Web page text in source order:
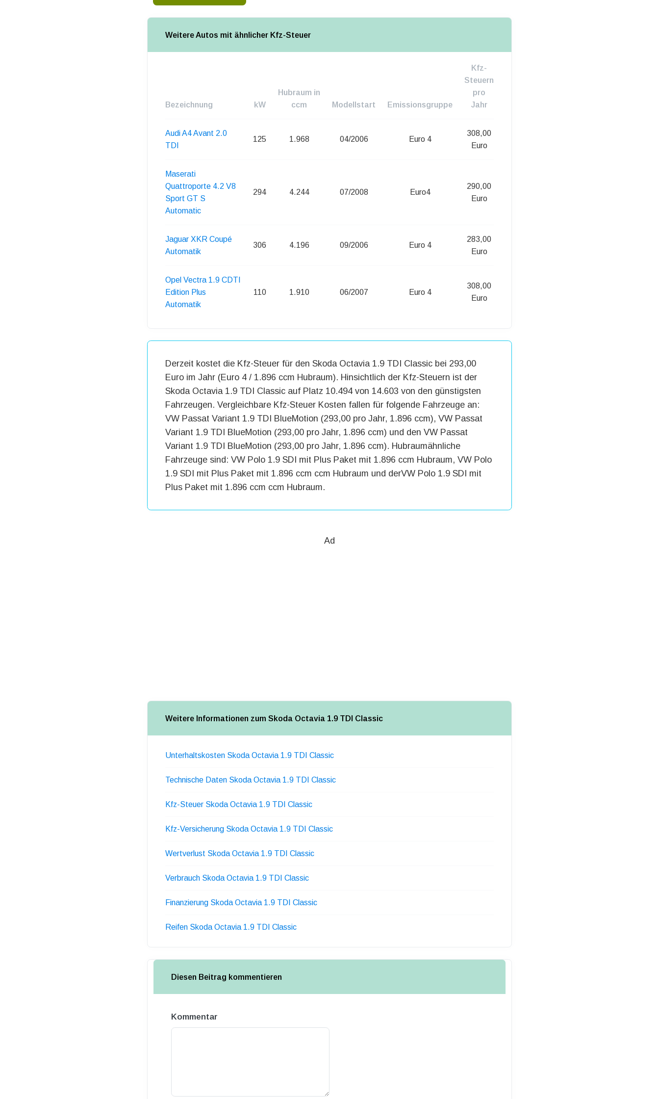
Weitere Autos mit ähnlicher Kfz-Steuer
Bezeichnung kW
Hubraum in
ccm
Modellstart Emissionsgruppe
Kfz-
Steuern
pro
Jahr
Audi A4 Avant 2.0
TDI
125 1.968 04/2006 Euro 4
308,00
Euro
Maserati
Quattroporte 4.2 V8
Sport GT S
Automatic
294 4.244 07/2008 Euro4
290,00
Euro
Jaguar XKR Coupé
Automatik
306 4.196 09/2006 Euro 4
283,00
Euro
Opel Vectra 1.9 CDTI
Edition Plus
Automatik
110 1.910 06/2007 Euro 4
308,00
Euro
Derzeit kostet die Kfz-Steuer für den Skoda Octavia 1.9 TDI Classic bei 293,00
Euro im Jahr (Euro 4 / 1.896 ccm Hubraum). Hinsichtlich der Kfz-Steuern ist der
Skoda Octavia 1.9 TDI Classic auf Platz 10.494 von 14.603 von den günstigsten
Fahrzeugen. Vergleichbare Kfz-Steuer Kosten fallen für folgende Fahrzeuge an:
VW Passat Variant 1.9 TDI BlueMotion (293,00 pro Jahr, 1.896 ccm), VW Passat
Variant 1.9 TDI BlueMotion (293,00 pro Jahr, 1.896 ccm) und den VW Passat
Variant 1.9 TDI BlueMotion (293,00 pro Jahr, 1.896 ccm). Hubraumähnliche
Fahrzeuge sind: VW Polo 1.9 SDI mit Plus Paket mit 1.896 ccm Hubraum, VW Polo
1.9 SDI mit Plus Paket mit 1.896 ccm ccm Hubraum und derVW Polo 1.9 SDI mit
Plus Paket mit 1.896 ccm ccm Hubraum.
Ad
Weitere Informationen zum Skoda Octavia 1.9 TDI Classic
Unterhaltskosten Skoda Octavia 1.9 TDI Classic
Technische Daten Skoda Octavia 1.9 TDI Classic
Kfz-Steuer Skoda Octavia 1.9 TDI Classic
Kfz-Versicherung Skoda Octavia 1.9 TDI Classic
Wertverlust Skoda Octavia 1.9 TDI Classic
Verbrauch Skoda Octavia 1.9 TDI Classic
Finanzierung Skoda Octavia 1.9 TDI Classic
Reifen Skoda Octavia 1.9 TDI Classic
Diesen Beitrag kommentieren
Kommentar